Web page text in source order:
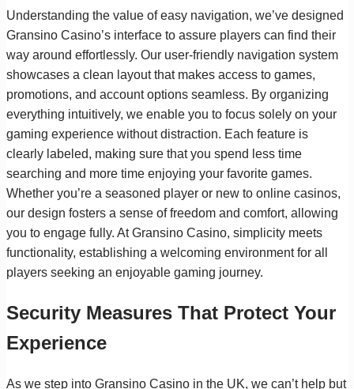
Understanding the value of easy navigation, we’ve designed
Gransino Casino’s interface to assure players can find their
way around effortlessly. Our user-friendly navigation system
showcases a clean layout that makes access to games,
promotions, and account options seamless. By organizing
everything intuitively, we enable you to focus solely on your
gaming experience without distraction. Each feature is
clearly labeled, making sure that you spend less time
searching and more time enjoying your favorite games.
Whether you’re a seasoned player or new to online casinos,
our design fosters a sense of freedom and comfort, allowing
you to engage fully. At Gransino Casino, simplicity meets
functionality, establishing a welcoming environment for all
players seeking an enjoyable gaming journey.
Security Measures That Protect Your
Experience
As we step into Gransino Casino in the UK, we can’t help but